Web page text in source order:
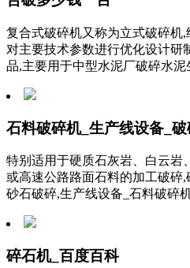
复合式破碎机又称为立式破碎机
对主要技术参数进行优化设计研
品,主要用于中型水泥厂破碎水泥
石料破碎机_生产线设备_破
特别适用于硬质石灰岩、白云岩
或高速公路路面石料的加工破碎
砂石破碎,生产线设备_石料破碎
碎石机_百度百科